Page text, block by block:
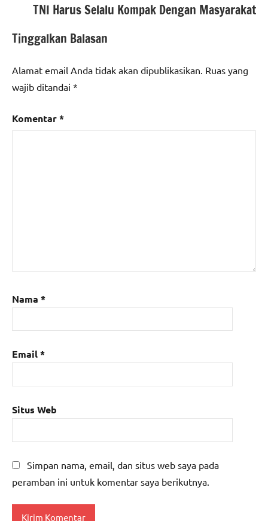
TNI Harus Selalu Kompak Dengan Masyarakat
Tinggalkan Balasan
Alamat email Anda tidak akan dipublikasikan. Ruas yang
wajib ditandai *
Komentar*
Nama *
Email*
Situs Web
Simpan nama, email, dan situs web saya pada
peramban ini untuk komentar saya berikutnya.